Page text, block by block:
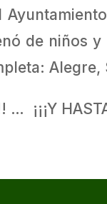
de niños
Alegre,
… ¡¡¡Y